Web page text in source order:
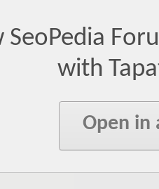
SeoPedia
with
Open in